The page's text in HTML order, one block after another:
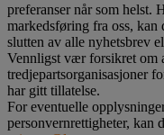
preferanser når som helst.
markedsføring fra oss,
slutten av alle nyhetsbrev
Vennligst vær forsikret om
tredjepartsorganisasjoner
har gitt tillatelse.
For eventuelle
personvernrettigheter, kan